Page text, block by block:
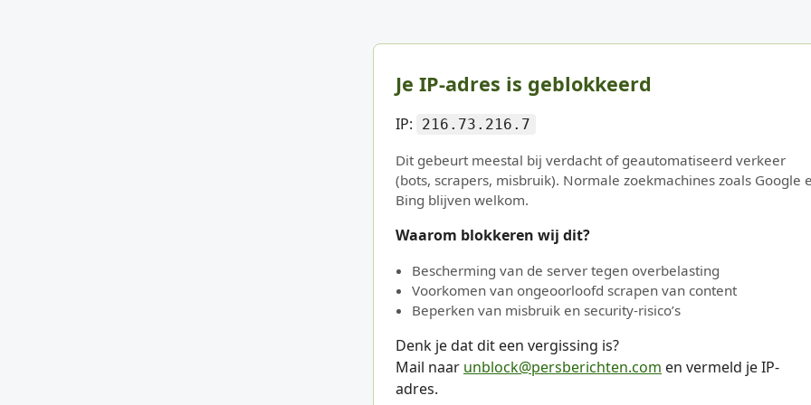
Je IP-adres is geblokkeerd
IP: 216.73.216.7
Dit gebeurt meestal bij verdacht of geautomatiseerd verkeer
(bots, scrapers, misbruik). Normale zoekmachines zoals Google
Bing blijven welkom.
Waarom blokkeren wij dit?
Bescherming van de server tegen overbelasting
Voorkomen van ongeoorloofd scrapen van content
Beperken van misbruik en security-risico’s
Denk je dat dit een vergissing is?
Mail naar unblock@persberichten.com en vermeld je IP-
adres.